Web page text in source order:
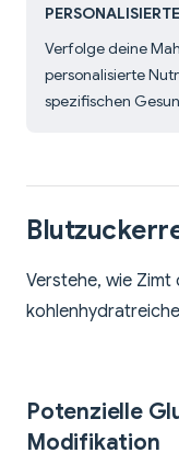
Verfolge deine
personalisierte
spezifischen
Verstehe, wie
Potenzielle
Modifikation